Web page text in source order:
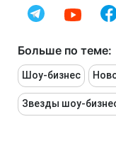
Больше по теме:
Шоу-бизнес
Звезды шоу-